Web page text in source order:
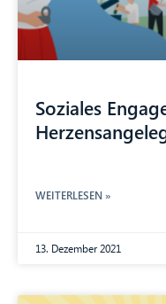
Soziales
WEITERLESEN »
13. Dezember 2021